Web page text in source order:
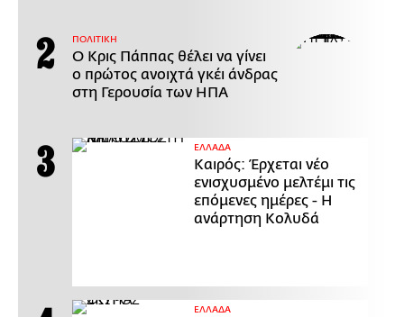
ΠΟΛΙΤΙΚΗ
Ο Κρις Πάππας θέλει να γίνει
ο πρώτος ανοιχτά γκέι άνδρας
στη Γερουσία των ΗΠΑ
ΕΛΛΑΔΑ
Καιρός: Έρχεται νέο
ενισχυσμένο μελτέμι τις
επόμενες ημέρες - Η
ανάρτηση Κολυδά
ΕΛΛΑΔΑ